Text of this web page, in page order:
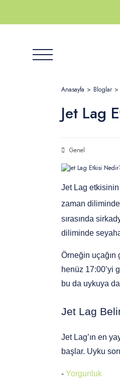
Hikayemiz
Satış Noktaları
Kurumsal Satış
Herby Blog
Kampanyalar
Kargo Takibi
İletişim
Anasayfa Bloglar
Jet Lag
Genel
Jet Lag etkisinin
zaman
sırasında
diliminde
Örneğin uçağın
henüz 17:00’yi
bu da uykuya
Jet Lag
Jet Lag’ın en
başlar. Uyku
- Yorgunluk